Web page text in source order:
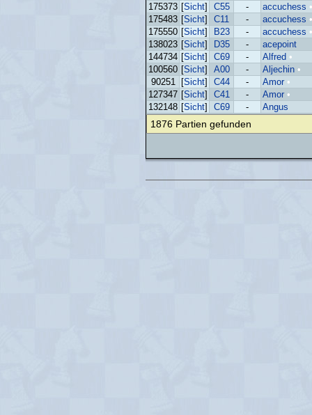
175373 [Sicht] C55 - accuchess •
175483 [Sicht] C11 - accuchess •
175550 [Sicht] B23 - accuchess •
138023 [Sicht] D35 -
acepoint
144734 [Sicht] C69 - Alfred •
100560 [Sicht] A00 - Aljechin •
90251
[Sicht] C44 - Amor •
127347 [Sicht] C41 - Amor •
132148 [Sicht] C69 - Angus
1876 Partien gefunden